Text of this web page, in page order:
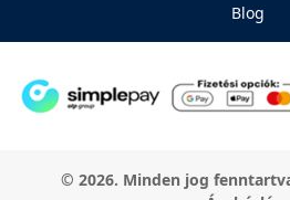
Blog
© 2026. Minden jog